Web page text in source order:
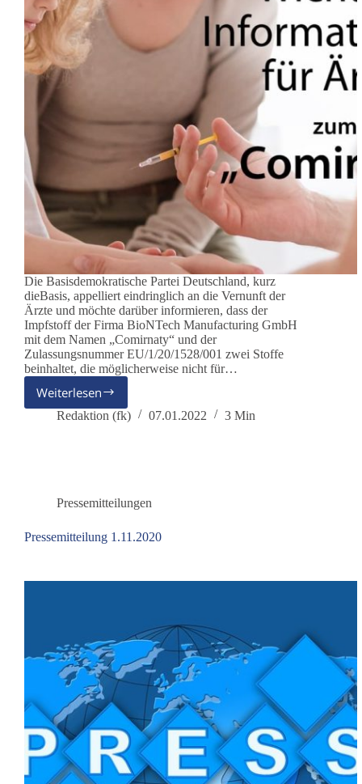
Die Basisdemokratische Partei Deutschland, kurz
dieBasis, appelliert eindringlich an die Vernunft der
Ärzte und möchte darüber informieren, dass der
Impfstoff der Firma BioNTech Manufacturing GmbH
mit dem Namen „Comirnaty“ und der
Zulassungsnummer EU/1/20/1528/001 zwei Stoffe
beinhaltet, die möglicherweise nicht für…
Weiterlesen
AG
Kindeswohl:
Impfstoff
„Comirnaty“
der
BioNTech
Redaktion (fk) 07.01.2022 3 Min
Pressemitteilungen
Pressemitteilung 1.11.2020